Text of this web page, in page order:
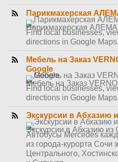
Парикмахерская
Парикмахерская
Find local businesses,
directions in Google Maps.
Мебель на Заказ
Google
Мебель на Заказ
Find local businesses,
directions in Google Maps.
Экскурсии в Абхазию
Экскурсии в Абхазию
Автобусы Mercedes
из города-курорта Сочи
Центрального,